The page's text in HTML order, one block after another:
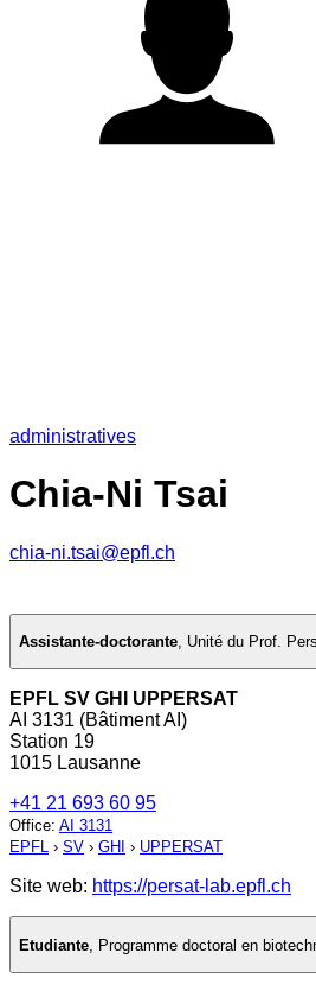
administratives
Chia-Ni Tsai
chia-ni.tsai@epfl.ch
Assistante-doctorante, Unité du Prof.
EPFL SV GHI UPPERSAT
AI 3131 (Bâtiment AI)
Station 19
1015 Lausanne
+41 21 693 60 95
Office: AI 3131
EPFL › SV › GHI › UPPERSAT
Site web: https://persat-lab.epfl.ch
Etudiante Programme doctoral en